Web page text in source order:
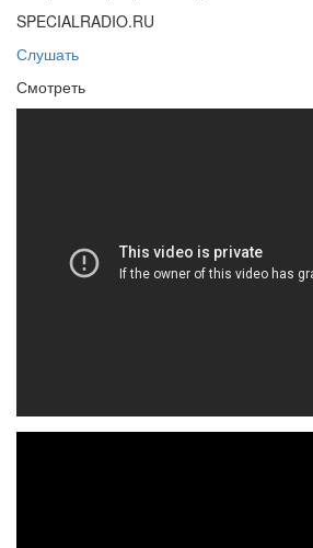
SPECIALRADIO.RU
Слушать
Смотреть